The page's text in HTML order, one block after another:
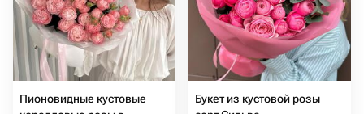
Пионовидные кустовые
Букет из кустовой розы